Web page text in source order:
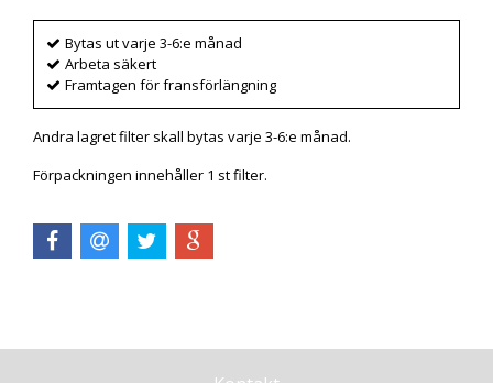
Bytas ut varje 3-6:e månad
Arbeta säkert
Framtagen för fransförlängning
Andra lagret filter skall bytas varje 3-6:e månad.
Förpackningen innehåller 1 st filter.